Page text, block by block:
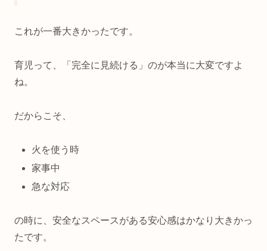
これが一番大きかったです。
育児って、「完全に見続ける」のが本当に大変ですよ
ね。
だからこそ、
火を使う時
家事中
急な対応
の時に、安全なスペースがある安心感はかなり大きかっ
たです。